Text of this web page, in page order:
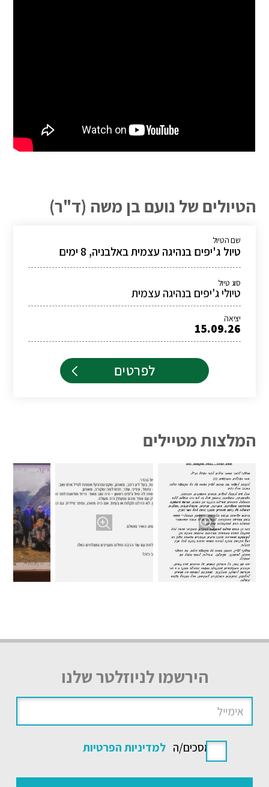
הטיולים של נועם בן משה (ד"ר)
שם הטיול
טיול ג'יפים בנהיגה עצמית באלבניה, 8 ימים
סוג טיול
טיולי ג'יפים בנהיגה עצמית
יציאה
15.09.26
לפרטים
המלצות מטיילים
הירשמו לניוזלטר שלנו
אני מסכים/ה למדיניות הפרטיות